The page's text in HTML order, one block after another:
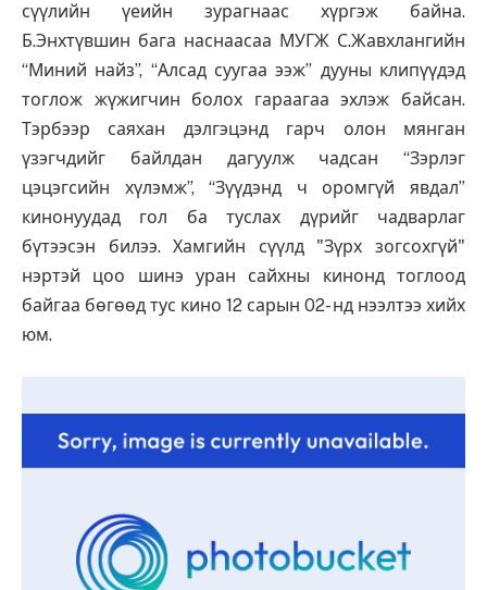
сүүлийн үеийн зурагнаас хүргэж байна.
Б.Энхтүвшин бага наснаасаа МУГЖ С.Жавхлангийн
“Миний найз”, “Алсад суугаа ээж” дууны клипүүдэд
тоглож жүжигчин болох гараагаа эхлэж байсан.
Тэрбээр саяхан дэлгэцэнд гарч олон мянган
үзэгчдийг байлдан дагуулж чадсан “Зэрлэг
цэцэгсийн хүлэмж”, “Зүүдэнд ч оромгүй явдал”
кинонуудад гол ба туслах дүрийг чадварлаг
бүтээсэн билээ. Хамгийн сүүлд "Зүрх зогсохгүй"
нэртэй цоо шинэ уран сайхны кинонд тоглоод
байгаа бөгөөд тус кино 12 сарын 02- нд нээлтээ хийх
юм.